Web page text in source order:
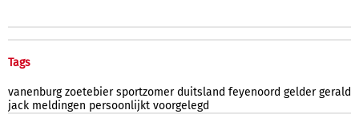
Tags
vanenburg zoetebier sportzomer duitsland feyenoord gelder gerald
jack meldingen persoonlijkt voorgelegd